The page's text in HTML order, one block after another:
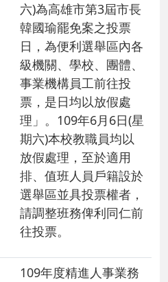
六)為高雄市第3屆市長
韓國瑜罷免案之投票
日，為便利選舉區內各
級機關、學校、團體、
事業機構員工前往投
票，是日均以放假處
理」。109年6月6日(星
期六)本校教職員均以
放假處理，至於適用
排、值班人員戶籍設於
選舉區並具投票權者，
請調整班務俾利同仁前
往投票。
109年度精進人事業務